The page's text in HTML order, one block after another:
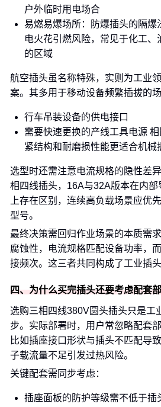
户外临时用电场合
易燃易爆场所：防爆插头的隔爆
电火花引燃风险，常见于化工、
的区域
航空插头虽名称特殊，实则为工业
案。其多用于移动设备频繁插拔的场
行车吊装设备的供电接口
需要快速更换的产线工具电源
紧结构和耐磨损性能更适合机械
选型时还需注意电流规格的隐性差
相四线插头，16A与32A版本在内部
上存在区别，连续高负载场景应优
型号。
最终决策需回归作业场景的本质需
腐蚀性，电流规格匹配设备功率，
接频次。这三者共同构成了工业插
四、为什么买完插头还要考虑配套部
选购三相四线380V圆头插头只是工
步。实际部署时，用户常忽略配
比如插座接口形状与插头不匹配导
子载流量不足引发过热风险。
关键配套需同步考虑：
插座面板的防护等级需不低于插